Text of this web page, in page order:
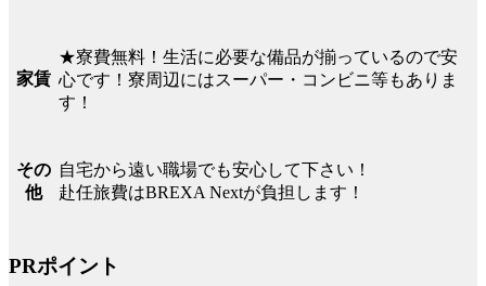
家賃
★寮費無料！生活に必要な備品が揃っているので安
心です！寮周辺にはスーパー・コンビニ等もありま
す！
その
他
自宅から遠い職場でも安心して下さい！
赴任旅費はBREXA Nextが負担します！
PRポイント